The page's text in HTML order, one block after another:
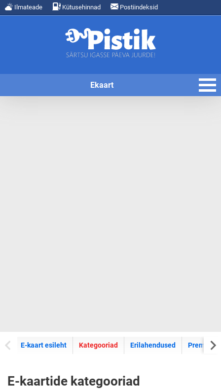
Ilmateade Kütusehinnad Postiindeksid
Ekaart
E-kaart esileht E-kaartide
Kategooriad Erilahendused Premium
E-kaartide kategooriad